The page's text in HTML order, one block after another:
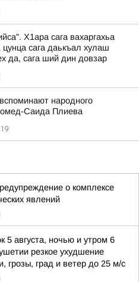
Х1ара сага вахаргахьа
сага даькъал хулаш
да, сага ший дин довзар
народного
Саида Плиева
о комплексе
явлений
5 августа, ночью и утром 6
резкое ухудшение
грозы, град и ветер до 25 м/с